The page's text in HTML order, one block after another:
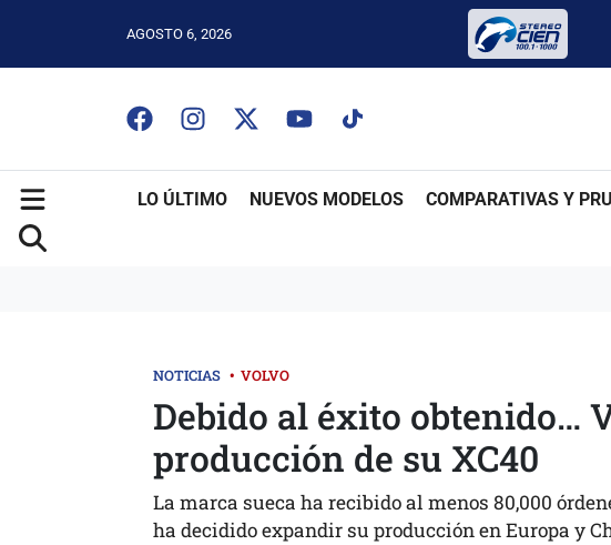
AGOSTO 6, 2026
LO ÚLTIMO NUEVOS MODELOS COMPARATIVAS Y
NOTICIAS • VOLVO
Debido al éxito obtenido…
producción de su XC40
La marca sueca ha recibido al menos 80,000
ha decidido expandir su producción en Europa y